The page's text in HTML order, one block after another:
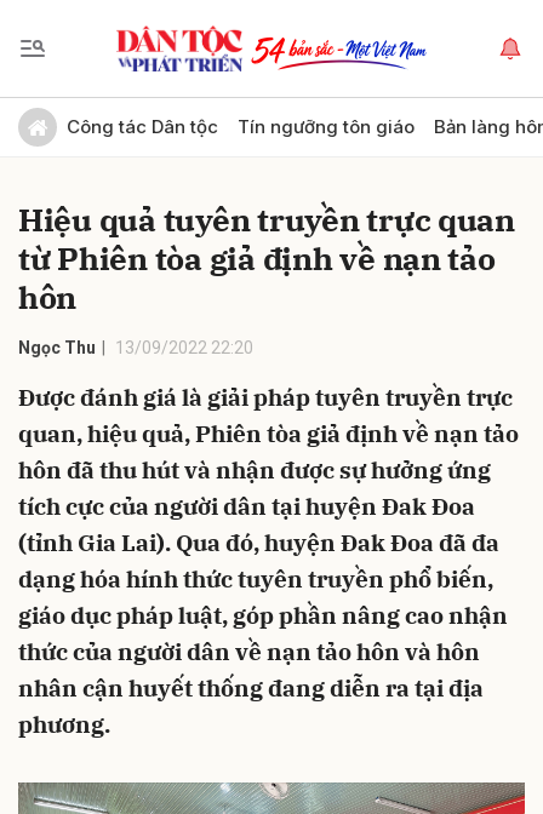
Công tác Dân tộc Tín ngưỡng tôn giáo Bản làng
Hiệu quả tuyên truyền trực quan
từ Phiên tòa giả định về nạn tảo
hôn
Ngọc Thu 13/09/2022 22:20
Được đánh giá là giải pháp tuyên truyền trực
quan, hiệu quả, Phiên tòa giả định về nạn tảo
hôn đã thu hút và nhận được sự hưởng ứng
tích cực của người dân tại huyện Đak Đoa
(tỉnh Gia Lai). Qua đó, huyện Đak Đoa đã đa
dạng hóa hính thức tuyên truyền phổ biến,
giáo dục pháp luật, góp phần nâng cao nhận
thức của người dân về nạn tảo hôn và hôn
nhân cận huyết thống đang diễn ra tại địa
phương.
Gửi bình luận